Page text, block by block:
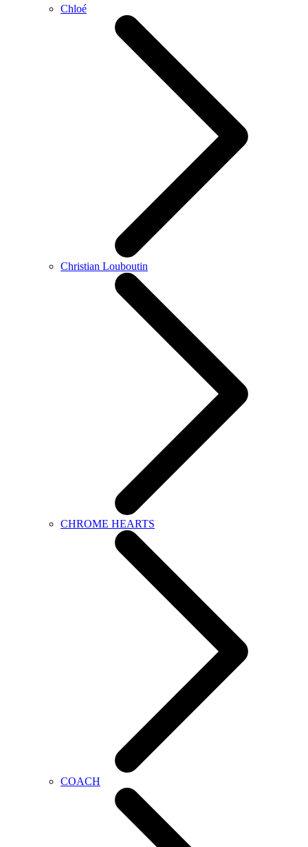
Chloé
Christian Louboutin
CHROME HEARTS
COACH